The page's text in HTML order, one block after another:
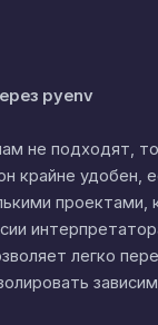
pyenv
не подходят,
крайне удобен,
проектами,
легко